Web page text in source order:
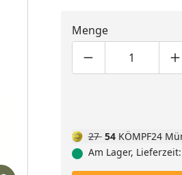
Menge
Produktmenge
27 54 KÖMPF24
Am Lager,